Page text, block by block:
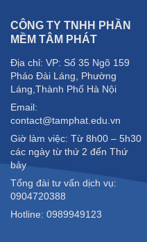
CÔNG TY TNHH PHẦN
MỀM TÂM PHÁT
Địa chỉ: VP: Số 35 Ngõ 159
Pháo Đài Láng, Phường
Láng,Thành Phố Hà Nội
Email:
contact@tamphat.edu.vn
Giờ làm việc: Từ 8h00 – 5h30
các ngày từ thứ 2 đến Thứ
bảy
Tổng đài tư vấn dịch vụ:
0904720388
Hotline: 0989949123